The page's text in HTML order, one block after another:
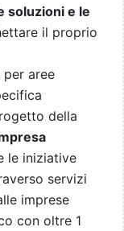
soluzioni e le
il proprio
aree
della
le iniziative
servizi
imprese
con oltre 1